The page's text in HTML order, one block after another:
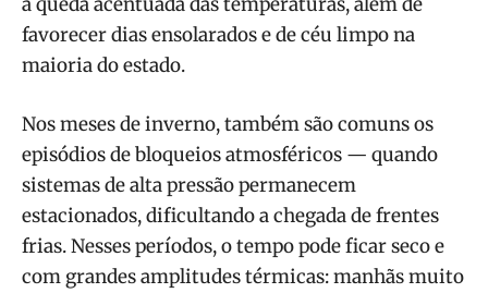
favorecer dias ensolarados e de céu limpo na
maioria do estado.
Nos meses de inverno, também são comuns os
episódios de bloqueios atmosféricos — quando
sistemas de alta pressão permanecem
estacionados, dificultando a chegada de frentes
frias. Nesses períodos, o tempo pode ficar seco e
com grandes amplitudes térmicas: manhãs muito